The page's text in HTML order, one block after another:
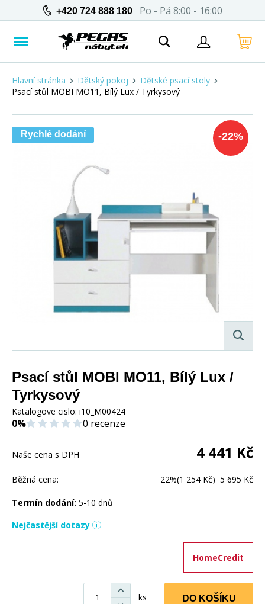
+420 724 888 180 Po - Pá 8:00 - 16:00
Hlavní stránka Dětský pokoj
Dětské psací stoly
Psací stůl MOBI MO11, Bílý Lux / Tyrkysový
-22%
Rychlé dodání
Psací stůl MOBI MO11, Bílý Lux /
Tyrkysový
Katalogove cislo: i10_M00424
0% 0 recenze
Naše cena s DPH 4 441 Kč
Běžná cena: 22%(1 254 Kč) 5 695 Kč
Termín dodání: 5-10 dnů
Nejčastější dotazy
HomeCredit
ks DO KOŠÍKU